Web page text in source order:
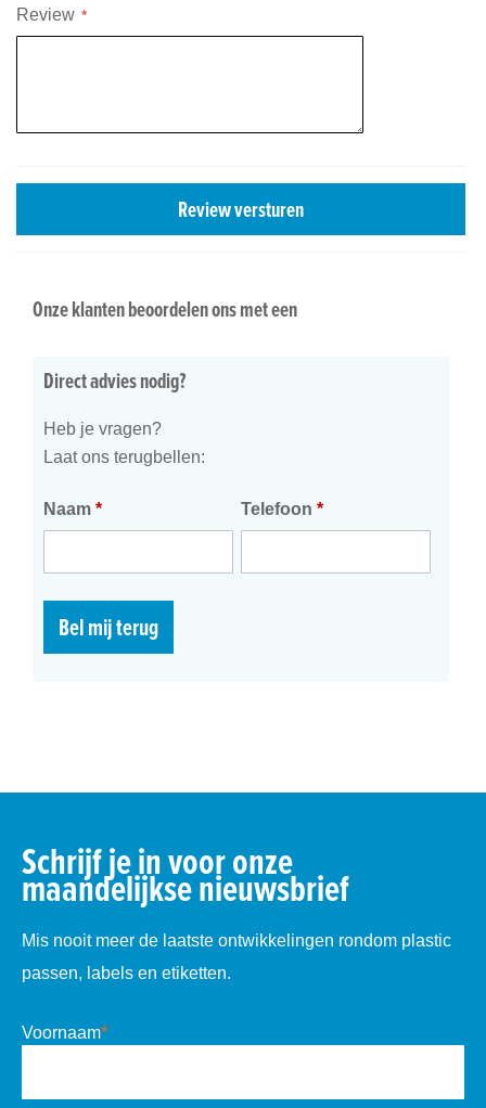
Review
Review versturen
Onze klanten beoordelen ons met een
Direct advies nodig?
Heb je vragen?
Laat ons terugbellen:
Naam * Telefoon *
Bel mij terug
Schrijf je in voor onze
maandelijkse nieuwsbrief
Mis nooit meer de laatste ontwikkelingen rondom plastic
passen, labels en etiketten.
Voornaam*